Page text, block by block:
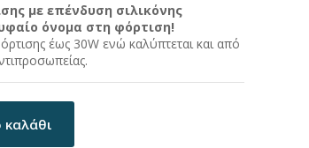
με επένδυση σιλικόνης
όνομα στη φόρτιση!
έως 30W ενώ καλύπτεται και από